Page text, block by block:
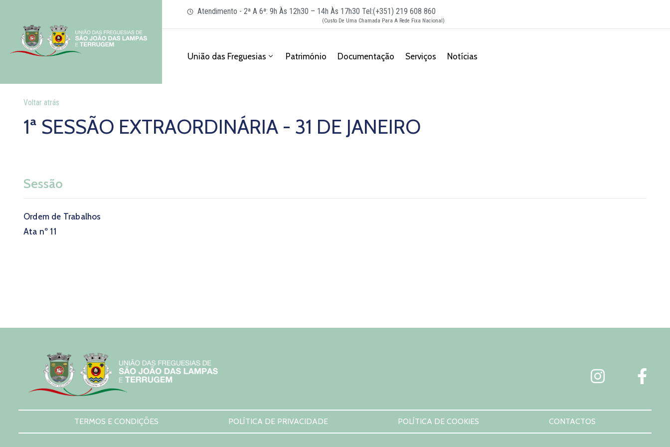
Atendimento - 2ª A 6ª: 9h Às 12h30 – 14h Às 17h30 Tel:(+351) 219 608 860
(Custo De Uma Chamada Para A Rede Fixa Nacional)
União das Freguesias Património Documentação Serviços Notícias
Voltar atrás
1ª SESSÃO EXTRAORDINÁRIA - 31 DE JANEIRO
Sessão
Ordem de Trabalhos
Ata nº 11
TERMOS E CONDIÇÕES POLÍTICA DE PRIVACIDADE POLÍTICA DE COOKIES CONTACTOS